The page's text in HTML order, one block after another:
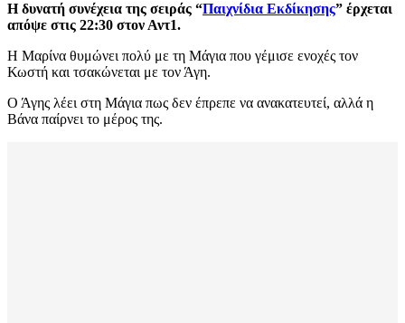
Η δυνατή συνέχεια της σειράς “Παιχνίδια Εκδίκησης” έρχεται
απόψε στις 22:30 στον Αντ1.
Η Μαρίνα θυμώνει πολύ με τη Μάγια που γέμισε ενοχές τον
Κωστή και τσακώνεται με τον Άγη.
Ο Άγης λέει στη Μάγια πως δεν έπρεπε να ανακατευτεί, αλλά η
Βάνα παίρνει το μέρος της.